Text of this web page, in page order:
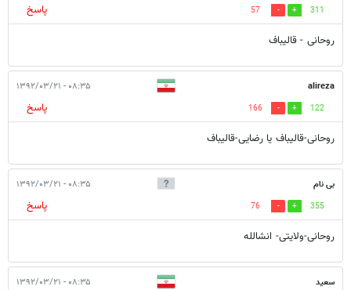
311
57
پاسخ
روحانی - قالیباف
alireza ۰۸:۳۵ - ۱۳۹۲/۰۳/۲۱
122
166
پاسخ
روحانی-قالیباف یا رضایی-قالیباف
بی نام ۰۸:۳۵ - ۱۳۹۲/۰۳/۲۱
355
76
پاسخ
روحانی-ولایتی- انشالله
سعید ۰۸:۳۵ - ۱۳۹۲/۰۳/۲۱